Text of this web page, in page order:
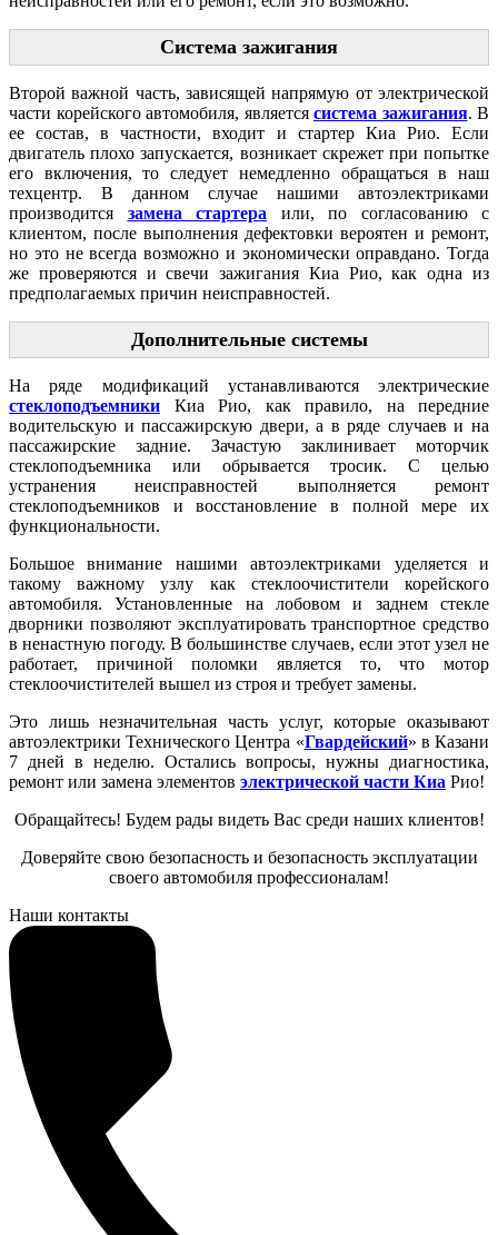
Система зажигания
Второй важной часть, зависящей напрямую от электрической
части корейского автомобиля, является система зажигания. В
ее состав, в частности, входит и стартер Киа Рио. Если
двигатель плохо запускается, возникает скрежет при попытке
его включения, то следует немедленно обращаться в наш
техцентр. В данном случае нашими автоэлектриками
производится замена стартера или, по согласованию с
клиентом, после выполнения дефектовки вероятен и ремонт,
но это не всегда возможно и экономически оправдано. Тогда
же проверяются и свечи зажигания Киа Рио, как одна из
предполагаемых причин неисправностей.
Дополнительные системы
На ряде модификаций устанавливаются электрические
стеклоподъемники Киа Рио, как правило, на передние
водительскую и пассажирскую двери, а в ряде случаев и на
пассажирские задние. Зачастую заклинивает моторчик
стеклоподъемника или обрывается тросик. С целью
устранения неисправностей выполняется ремонт
стеклоподъемников и восстановление в полной мере их
функциональности.
Большое внимание нашими автоэлектриками уделяется и
такому важному узлу как стеклоочистители корейского
автомобиля. Установленные на лобовом и заднем стекле
дворники позволяют эксплуатировать транспортное средство
в ненастную погоду. В большинстве случаев, если этот узел не
работает, причиной поломки является то, что мотор
стеклоочистителей вышел из строя и требует замены.
Это лишь незначительная часть услуг, которые оказывают
автоэлектрики Технического Центра «Гвардейский» в Казани
7 дней в неделю. Остались вопросы, нужны диагностика,
ремонт или замена элементов электрической части Киа Рио!
Обращайтесь! Будем рады видеть Вас среди наших клиентов!
Доверяйте свою безопасность и безопасность эксплуатации
своего автомобиля профессионалам!
Наши контакты